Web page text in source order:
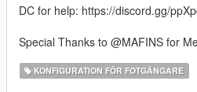
DC for help: https://discord.gg/
Special Thanks to @MAFINS for
KONFIGURATION FÖR FOTGÄNGARE